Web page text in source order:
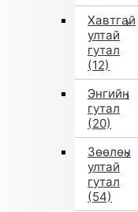
Хавтгай
ултай
гутал
(12)
Энгийн
гутал
(20)
Зөөлөн
ултай
гутал
(54)